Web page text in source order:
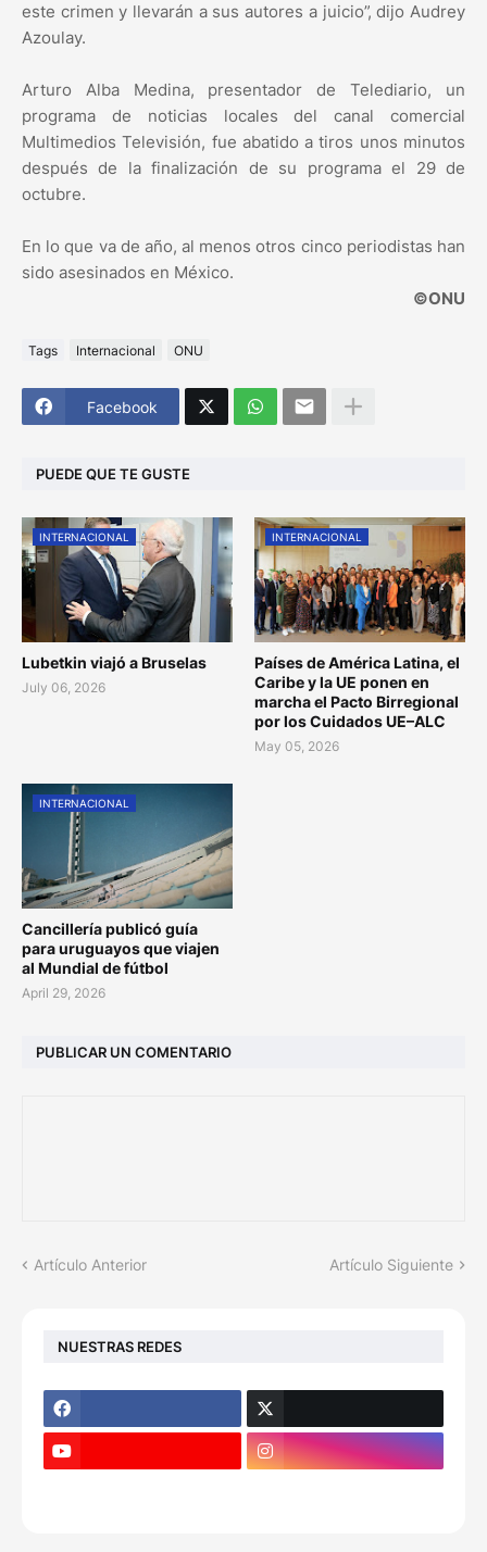
este crimen y llevarán a sus autores a juicio”, dijo Audrey
Azoulay.
Arturo Alba Medina, presentador de Telediario, un
programa de noticias locales del canal comercial
Multimedios Televisión, fue abatido a tiros unos minutos
después de la finalización de su programa el 29 de
octubre.
En lo que va de año, al menos otros cinco periodistas han
sido asesinados en México.
©ONU
Tags Internacional ONU
Facebook
PUEDE QUE TE GUSTE
INTERNACIONAL
Lubetkin viajó a Bruselas
July 06, 2026
INTERNACIONAL
Países de América Latina, el
Caribe y la UE ponen en
marcha el Pacto Birregional
por los Cuidados UE–ALC
May 05, 2026
INTERNACIONAL
Cancillería publicó guía
para uruguayos que viajen
al Mundial de fútbol
April 29, 2026
PUBLICAR UN COMENTARIO
Artículo Anterior Artículo Siguiente
NUESTRAS REDES